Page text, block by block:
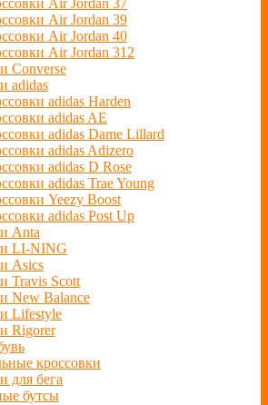
Air Jordan 37
Air Jordan 39
Air Jordan 40
Air Jordan 312
Converse
adidas
adidas Harden
adidas AE
adidas Dame Lillard
adidas Adizero
adidas D Rose
adidas Trae Young
Yeezy Boost
adidas Post Up
Anta
LI-NING
Asics
Travis Scott
New Balance
Lifestyle
Rigorer
кроссовки
для бега
бутсы